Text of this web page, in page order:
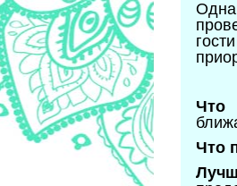
Что
Что